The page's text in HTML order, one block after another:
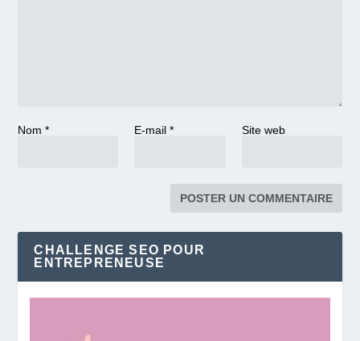
Nom* E-mail * Site web
CHALLENGE SEO POUR
ENTREPRENEUSE